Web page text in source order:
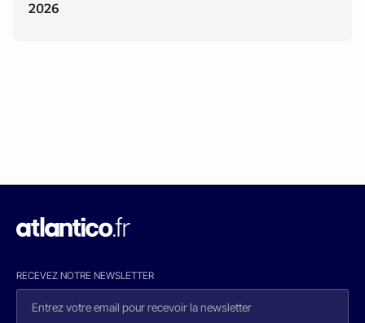
2026
RECEVEZ NOTRE NEWSLETTER